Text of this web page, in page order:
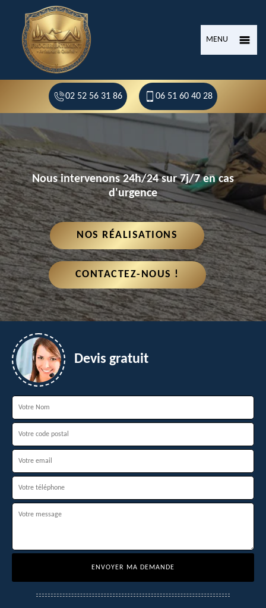
MENU
02 52 56 31 86 06 51 60 40 28
Nous intervenons 24h/24 sur 7j/7 en cas
d'urgence
NOS RÉALISATIONS
CONTACTEZ-NOUS !
Devis gratuit